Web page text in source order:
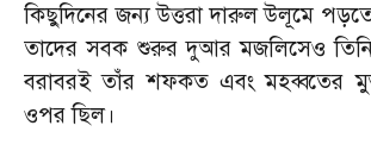
কিছুদিনের জন্য উত্তরা দারুল উলূমে
তাদের সবক শুরুর দুআর মজলিসেও তিনি
বরাবরই তাঁর শফকত এবং মহব্বতের
ওপর ছিল।